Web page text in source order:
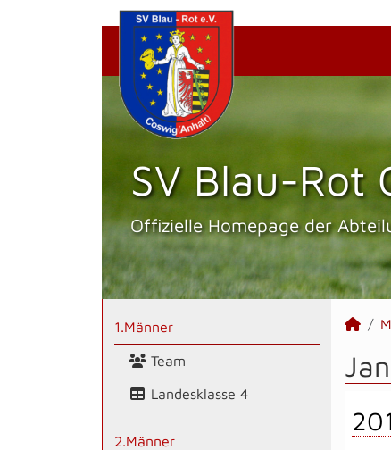
SV Blau-Rot
Offizielle Homepage der
1.Männer
Team
Landesklasse 4
2.Männer